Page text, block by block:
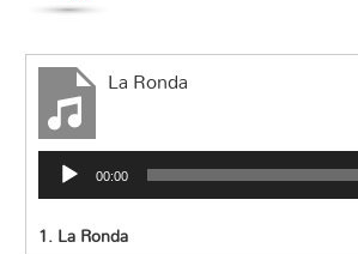
La Ronda
Audio
Player 00:00
1.La Ronda